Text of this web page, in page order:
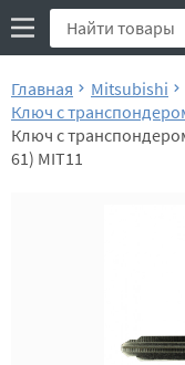
Главная
Mitsubishi
Ключ с
Ключ с
61) MIT11